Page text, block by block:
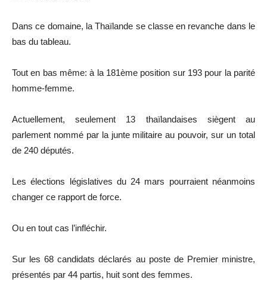
Dans ce domaine, la Thaïlande se classe en revanche dans le
bas du tableau.
Tout en bas même: à la 181ème position sur 193 pour la parité
homme-femme.
Actuellement, seulement 13 thaïlandaises siègent au
parlement nommé par la junte militaire au pouvoir, sur un total
de 240 députés.
Les élections législatives du 24 mars pourraient néanmoins
changer ce rapport de force.
Ou en tout cas l’infléchir.
Sur les 68 candidats déclarés au poste de Premier ministre,
présentés par 44 partis, huit sont des femmes.